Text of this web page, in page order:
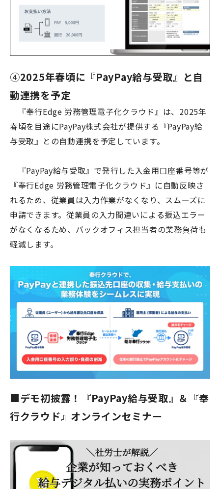
④2025年春頃に『PayPay給与受取』と自
動連携を予定
『奉行Edge 労務管理電子化クラウド』は、 2025年
春頃を目途にPayPay株式会社が提供する『PayPay給
与受取』との自動連携を予定しています。
『PayPay給与受取』で発行した入金用口座番号等が
『奉行Edge 労務管理電子化クラウド』に自動反映さ
れるため、従業員は入力作業がなくなり、スムーズに
申請できます。従業員の入力間違いによる振込エラー
がなくなるため、バックオフィス担当者の業務負荷も
軽減します。
■デモ初披露！『PayPay給与受取』＆『奉
行クラウド』オンラインセミナー